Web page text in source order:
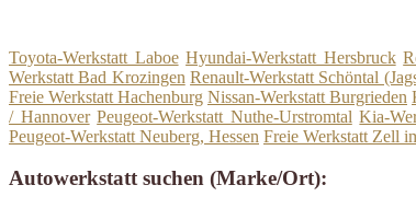
Toyota-Werkstatt Laboe Hyundai-Werkstatt Hersbruck
Werkstatt Bad Krozingen Renault-Werkstatt Schöntal
Freie Werkstatt Hachenburg Nissan-Werkstatt Burgrieden
/ Hannover Peugeot-Werkstatt Nuthe-Urstromtal Kia-
Peugeot-Werkstatt Neuberg, Hessen Freie Werkstatt Zell
Autowerkstatt suchen (Marke/Ort):